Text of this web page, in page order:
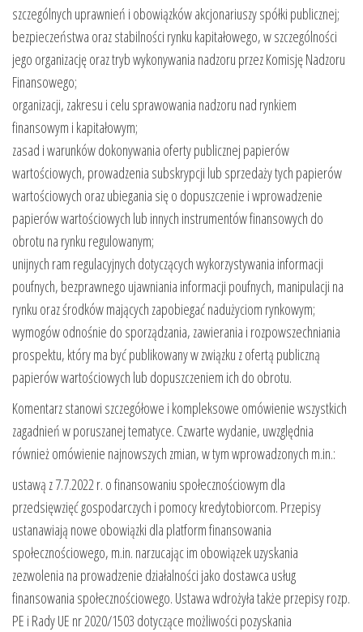
szczególnych uprawnień i obowiązków akcjonariuszy spółki publicznej;
bezpieczeństwa oraz stabilności rynku kapitałowego, w szczególności
jego organizację oraz tryb wykonywania nadzoru przez Komisję Nadzoru
Finansowego;
organizacji, zakresu i celu sprawowania nadzoru nad rynkiem
finansowym i kapitałowym;
zasad i warunków dokonywania oferty publicznej papierów
wartościowych, prowadzenia subskrypcji lub sprzedaży tych papierów
wartościowych oraz ubiegania się o dopuszczenie i wprowadzenie
papierów wartościowych lub innych instrumentów finansowych do
obrotu na rynku regulowanym;
unijnych ram regulacyjnych dotyczących wykorzystywania informacji
poufnych, bezprawnego ujawniania informacji poufnych, manipulacji na
rynku oraz środków mających zapobiegać nadużyciom rynkowym;
wymogów odnośnie do sporządzania, zawierania i rozpowszechniania
prospektu, który ma być publikowany w związku z ofertą publiczną
papierów wartościowych lub dopuszczeniem ich do obrotu.
Komentarz stanowi szczegółowe i kompleksowe omówienie wszystkich
zagadnień w poruszanej tematyce. Czwarte wydanie, uwzględnia
również omówienie najnowszych zmian, w tym wprowadzonych m.in.:
ustawą z 7.7.2022 r. o finansowaniu społecznościowym dla
przedsięwzięć gospodarczych i pomocy kredytobiorcom. Przepisy
ustanawiają nowe obowiązki dla platform finansowania
społecznościowego, m.in. narzucając im obowiązek uzyskania
zezwolenia na prowadzenie działalności jako dostawca usług
finansowania społecznościowego. Ustawa wdrożyła także przepisy rozp.
PE i Rady UE nr 2020/1503 dotyczące możliwości pozyskania